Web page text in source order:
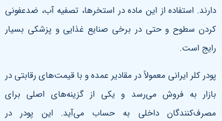
دارند. استفاده از این ماده در استخرها، تصفیه آب، ضدعفونی
کردن سطوح و حتی در برخی صنایع غذایی و پزشکی بسیار
رایج است.
پودر کلر ایرانی معمولاً در مقادیر عمده و با قیمت‌های رقابتی در
بازار به فروش می‌رسد و یکی از گزینه‌های اصلی برای
مصرف‌کنندگان داخلی به حساب می‌آید. این پودر در